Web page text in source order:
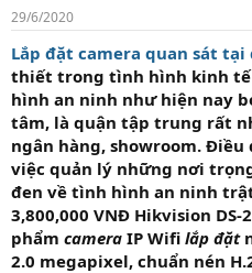
g
29/6/2020
Lắp đặt camera quan sát tại
thiết trong tình hình kinh
hình an ninh như hiện nay
tâm, là quận tập trung rất
ngân hàng, showroom.
việc quản lý những nơi
đen về tình hình an ninh
3,800,000 VNĐ Hikvision DS-
phẩm camera IP Wifi lắp đặt
2.0 megapixel, chuẩn nén